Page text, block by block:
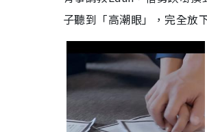
子聽到「高潮眼」，完全放